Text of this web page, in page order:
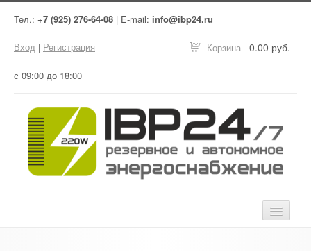
Тел.: +7 (925) 276-64-08 | E-mail: info@ibp24.ru
Корзина - 0.00 руб.
Вход | Регистрация
с 09:00 до 18:00